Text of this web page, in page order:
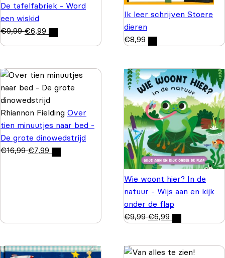
De tafelfabriek - Word
een wiskid
€9,99 €6,99
Ik leer schrijven Stoere
dieren
€8,99
Rhiannon Fielding Over
tien minuutjes naar bed -
De grote dinowedstrijd
€16,99 €7,99
Wie woont hier? In de
natuur - Wijs aan en kijk
onder de flap
€9,99 €6,99